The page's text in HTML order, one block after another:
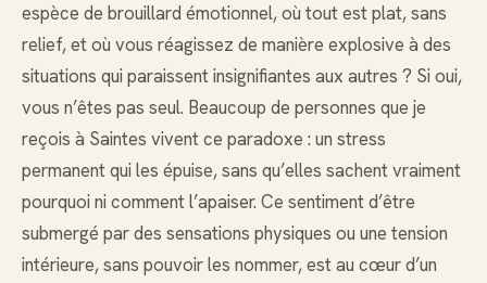
espèce de brouillard émotionnel, où tout est plat, sans
relief, et où vous réagissez de manière explosive à des
situations qui paraissent insignifiantes aux autres ? Si oui,
vous n’êtes pas seul. Beaucoup de personnes que je
reçois à Saintes vivent ce paradoxe : un stress
permanent qui les épuise, sans qu’elles sachent vraiment
pourquoi ni comment l’apaiser. Ce sentiment d’être
submergé par des sensations physiques ou une tension
intérieure, sans pouvoir les nommer, est au cœur d’un